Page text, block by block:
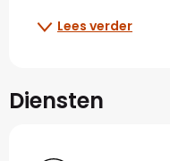
Lees verder
Diensten